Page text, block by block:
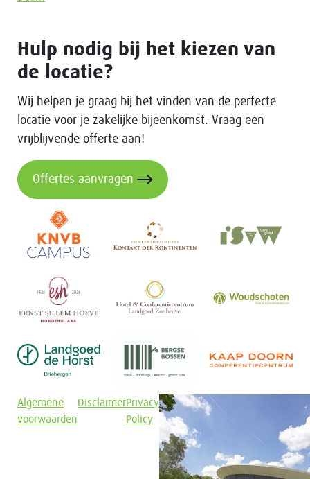
Hulp nodig bij het kiezen van
de locatie?
Wij helpen je graag bij het vinden van de perfecte
locatie voor je zakelijke bijeenkomst. Vraag een
vrijblijvende offerte aan!
Offertes aanvragen
Algemene
voorwaarden
DisclaimerPrivacy
Policy